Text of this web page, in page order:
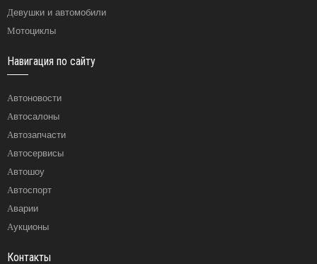
Девушки и автомобили
Мотоциклы
Навигация по сайту
Автоновости
Автосалоны
Автозапчасти
Автосервисы
Автошоу
Автоспорт
Аварии
Аукционы
Контакты